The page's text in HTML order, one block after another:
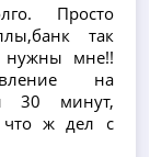
Просто
так
нужны мне!!
на
30 минут,
что ж дел с